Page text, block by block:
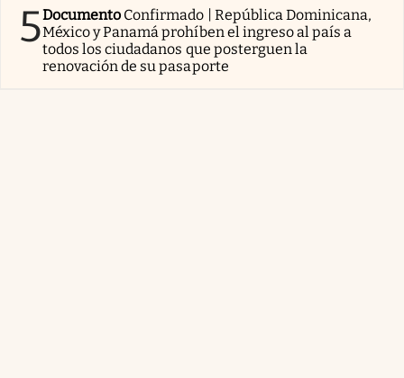
5Documento Confirmado | República Dominicana,
México y Panamá prohíben el ingreso al país a
todos los ciudadanos que posterguen la
renovación de su pasaporte